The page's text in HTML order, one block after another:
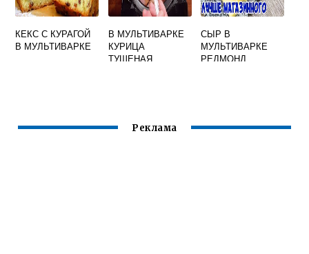
КЕКС С КУРАГОЙ
В МУЛЬТИВАРКЕ
В МУЛЬТИВАРКЕ
КУРИЦА
ТУШЕНАЯ
СЫР В
МУЛЬТИВАРКЕ
РЕДМОНД
Реклама